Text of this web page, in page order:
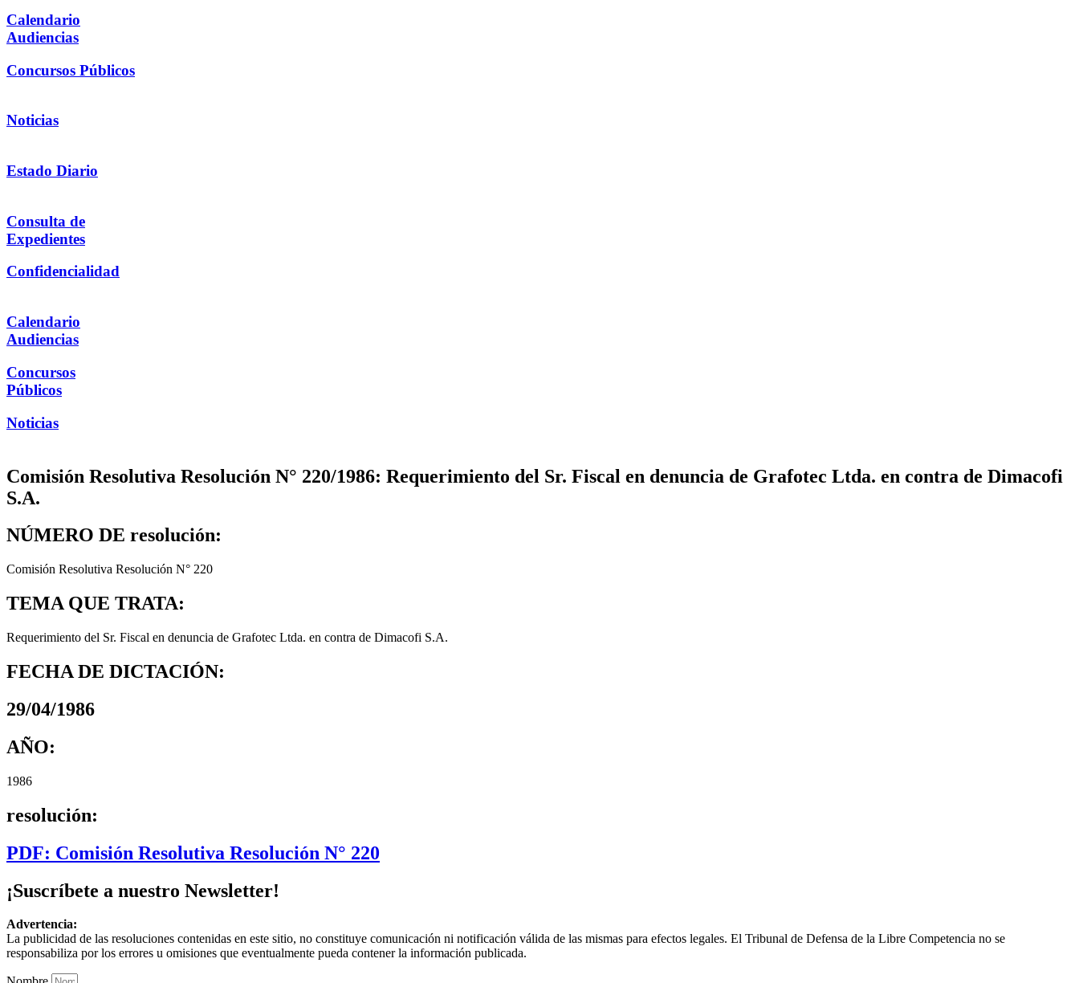
Calendario
Audiencias
Concursos Públicos
Noticias
Estado Diario
Consulta de
Expedientes
Confidencialidad
Calendario
Audiencias
Concursos
Públicos
Noticias
Comisión Resolutiva Resolución N° 220/1986: Requerimiento del Sr. Fiscal en denuncia de Grafotec Ltda. en contra de Dimacofi
S.A.
NÚMERO DE resolución:
Comisión Resolutiva Resolución N° 220
TEMA QUE TRATA:
Requerimiento del Sr. Fiscal en denuncia de Grafotec Ltda. en contra de Dimacofi S.A.
FECHA DE DICTACIÓN:
29/04/1986
AÑO:
1986
resolución:
PDF: Comisión Resolutiva Resolución N° 220
¡Suscríbete a nuestro Newsletter!
Advertencia:
La publicidad de las resoluciones contenidas en este sitio, no constituye comunicación ni notificación válida de las mismas para efectos legales. El Tribunal de Defensa de la Libre Competencia no se
responsabiliza por los errores u omisiones que eventualmente pueda contener la información publicada.